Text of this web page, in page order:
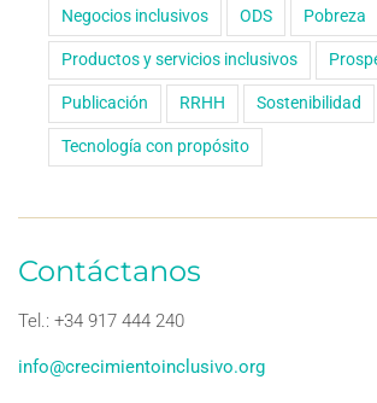
Negocios inclusivos ODS Pobreza
Productos y servicios inclusivos
Publicación RRHH Sostenibilidad
Tecnología con propósito
Contáctanos
Tel.: +34 917 444 240
info@crecimientoinclusivo.org